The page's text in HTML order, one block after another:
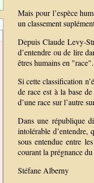
Mais pour l’espèce
un classement
Depuis Claude Levy-
d’entendre ou de lire
êtres humains en "race".
Si cette classification
de race est à la base
d’une race sur l’autre
Dans une république
intolérable d’entendre,
sous entendue entre
courant la prégnance
Stéfane Alberny